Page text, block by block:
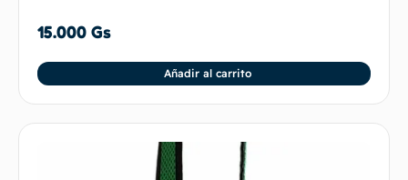
15.000 Gs
Añadir al carrito